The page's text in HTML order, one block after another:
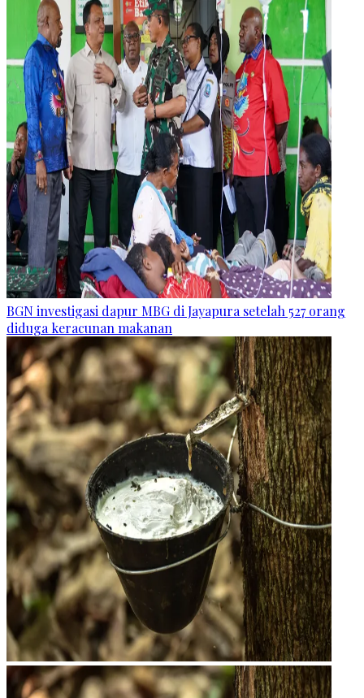
BGN investigasi dapur MBG di Jayapura setelah 527 orang
diduga keracunan makanan